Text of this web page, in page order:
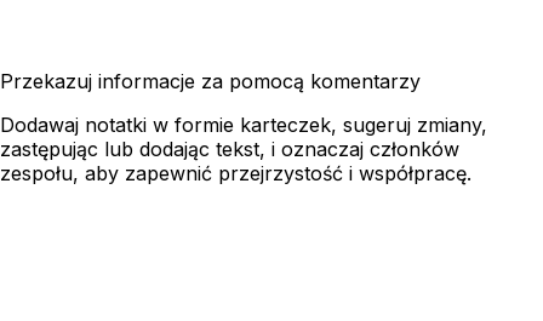
Przekazuj informacje za pomocą komentarzy
Dodawaj notatki w formie karteczek, sugeruj zmiany,
zastępując lub dodając tekst, i oznaczaj członków
zespołu, aby zapewnić przejrzystość i współpracę.